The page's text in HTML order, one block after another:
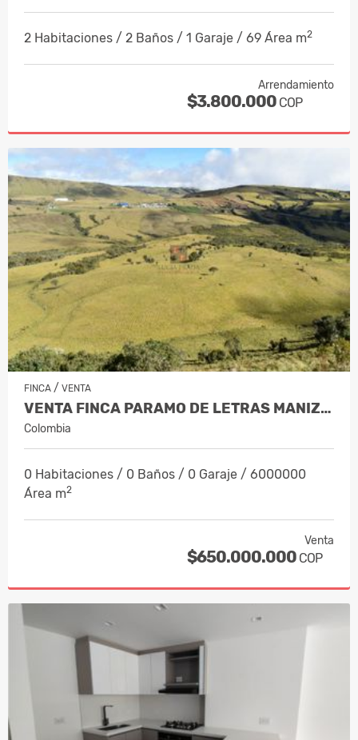
2 Habitaciones / 2 Baños / 1 Garaje / 69 Área m2
Arrendamiento
$3.800.000 COP
FINCA / VENTA
VENTA FINCA PARAMO DE LETRAS MANIZAL…
Colombia
0 Habitaciones / 0 Baños / 0 Garaje / 6000000
Área m2
Venta
$650.000.000 COP